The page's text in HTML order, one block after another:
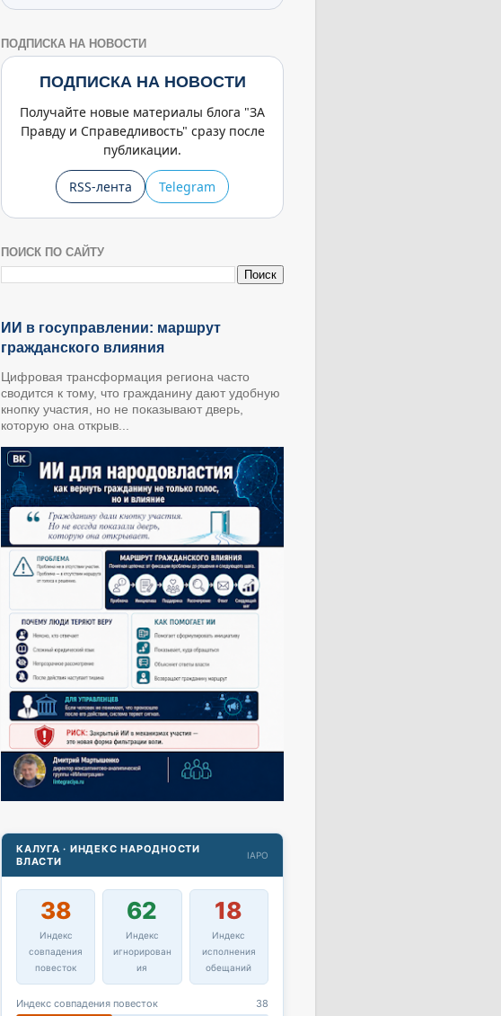
ПОДПИСКА НА НОВОСТИ
ПОДПИСКА НА НОВОСТИ
Получайте новые материалы блога "ЗА
Правду и Справедливость" сразу после
публикации.
RSS-лента Telegram
ПОИСК ПО САЙТУ
ИИ в госуправлении: маршрут
гражданского влияния
Цифровая трансформация региона часто
сводится к тому, что гражданину дают удобную
кнопку участия, но не показывают дверь,
которую она открыв...
КАЛУГА · ИНДЕКС НАРОДНОСТИ
ВЛАСТИ
IAPO
38
Индекс
совпадения
повесток
62
Индекс
игнорирован
ия
18
Индекс
исполнения
обещаний
Индекс совпадения повесток 38